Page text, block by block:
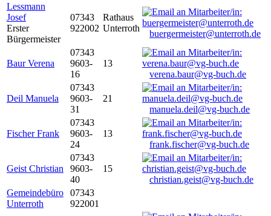
Lessmann
Josef
Erster
Bürgermeister
07343
922002
Rathaus
Unterroth
buergermeister@unterroth.de
Baur Verena
07343
9603-
16
13
verena.baur@vg-buch.de
Deil Manuela
07343
9603-
31
21
manuela.deil@vg-buch.de
Fischer Frank
07343
9603-
24
13
frank.fischer@vg-buch.de
Geist Christian
07343
9603-
40
15
christian.geist@vg-buch.de
Gemeindebüro
Unterroth
07343
922001